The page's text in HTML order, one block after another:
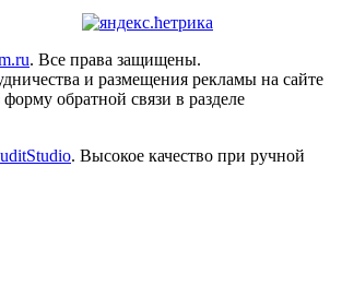
. Все права защищены.
и размещения рекламы на сайте
обратной связи в разделе
. Высокое качество при ручной